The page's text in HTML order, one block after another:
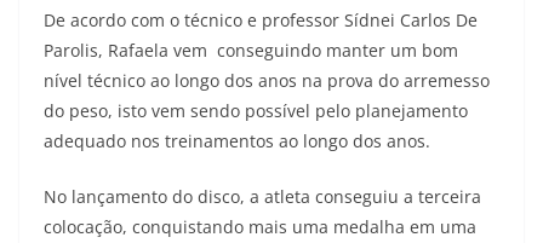
De acordo com o técnico e professor Sídnei Carlos De
Parolis, Rafaela vem conseguindo manter um bom
nível técnico ao longo dos anos na prova do arremesso
do peso, isto vem sendo possível pelo planejamento
adequado nos treinamentos ao longo dos anos.
No lançamento do disco, a atleta conseguiu a terceira
colocação, conquistando mais uma medalha em uma